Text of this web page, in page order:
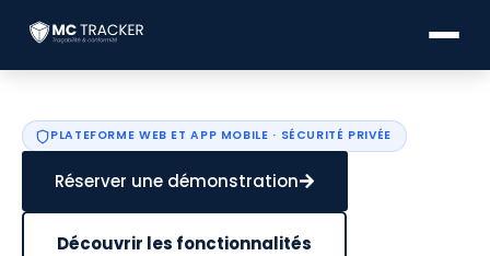
PLATEFORME WEB ET APP MOBILE · SÉCURITÉ PRIVÉE
Réserver une démonstration
Découvrir les fonctionnalités